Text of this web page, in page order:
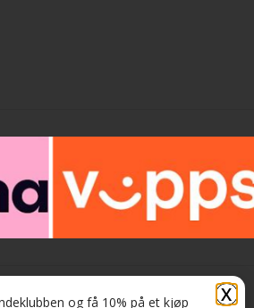
X
og få 10% på et kjøp